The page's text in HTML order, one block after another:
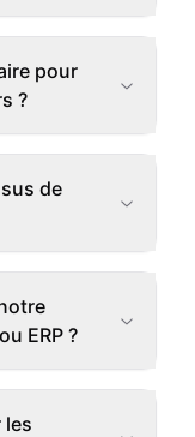
pour
?
de
ERP ?
les